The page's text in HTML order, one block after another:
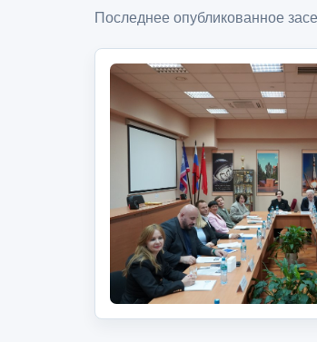
Последнее опубликованное